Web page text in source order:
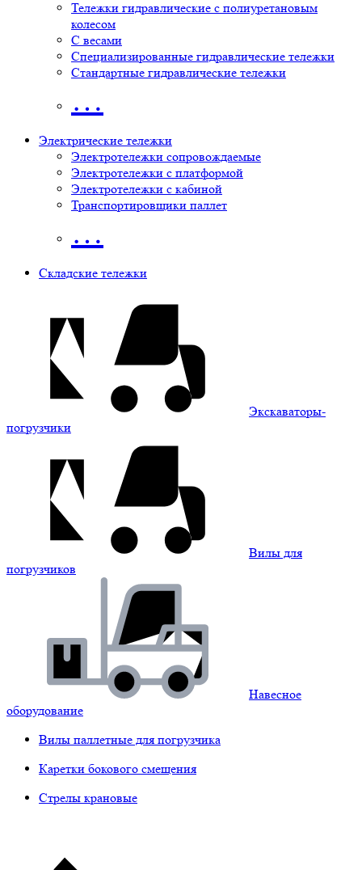
Тележки гидравлические с полиуретановым
колесом
С весами
Специализированные гидравлические тележки
Стандартные гидравлические тележки
…
Электрические тележки
Электротележки сопровождаемые
Электротележки с платформой
Электротележки с кабиной
Транспортировщики паллет
…
Складские тележки
Экскаваторы-
погрузчики
Вилы для
погрузчиков
Навесное
оборудование
Вилы паллетные для погрузчика
Каретки бокового смещения
Стрелы крановые